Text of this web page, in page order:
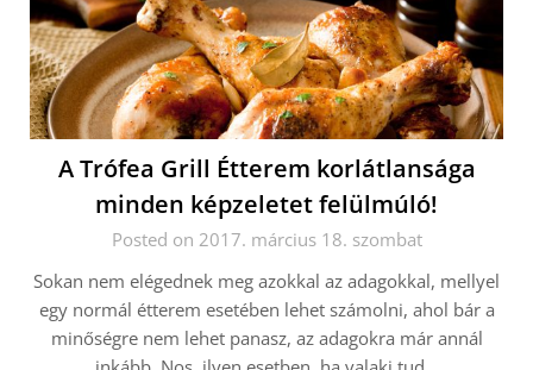
A Trófea Grill Étterem korlátlansága
minden képzeletet felülmúló!
Posted on 2017. március 18. szombat
Sokan nem elégednek meg azokkal az adagokkal, mellyel
egy normál étterem esetében lehet számolni, ahol bár a
minőségre nem lehet panasz, az adagokra már annál